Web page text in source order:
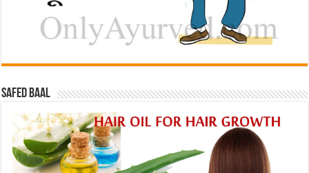
Safed baal